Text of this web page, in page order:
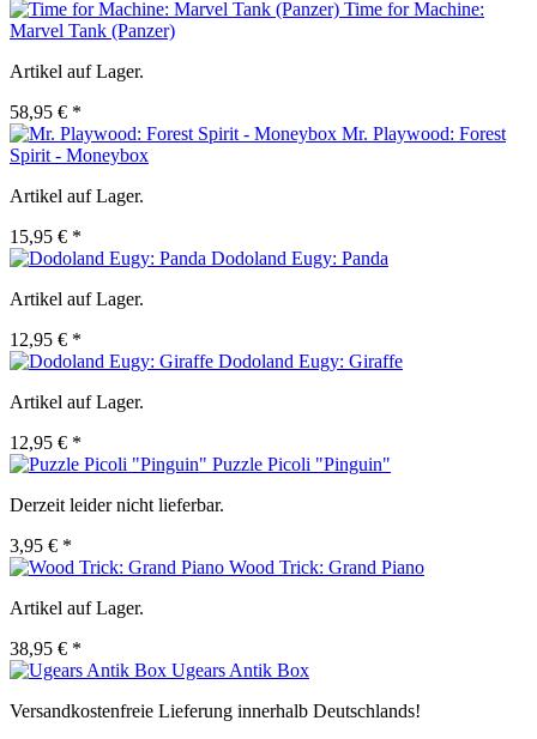
Time for Machine:
Marvel Tank (Panzer)
Artikel auf Lager.
58,95 € *
Mr. Playwood: Forest
Spirit - Moneybox
Artikel auf Lager.
15,95 € *
Dodoland Eugy: Panda
Artikel auf Lager.
12,95 € *
Dodoland Eugy: Giraffe
Artikel auf Lager.
12,95 € *
Puzzle Picoli "Pinguin"
Derzeit leider nicht lieferbar.
3,95 € *
Wood Trick: Grand Piano
Artikel auf Lager.
38,95 € *
Ugears Antik Box
Versandkostenfreie Lieferung innerhalb Deutschlands!